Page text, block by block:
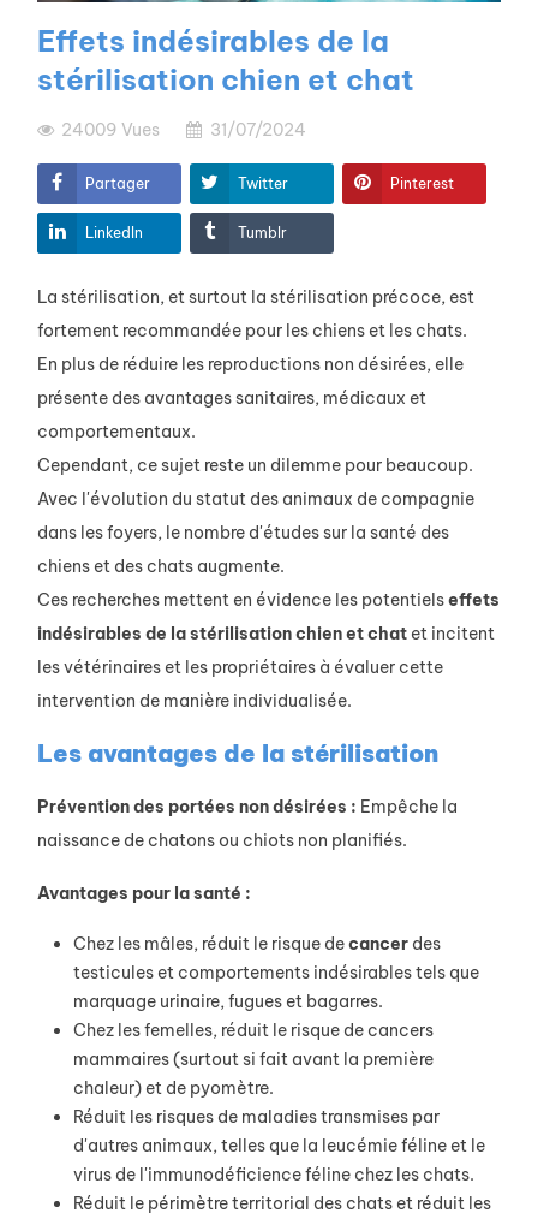
Effets indésirables de la
stérilisation chien et chat
24009 Vues 31/07/2024
Partager Twitter Pinterest
LinkedIn Tumblr
La stérilisation, et surtout la stérilisation précoce, est
fortement recommandée pour les chiens et les chats.
En plus de réduire les reproductions non désirées, elle
présente des avantages sanitaires, médicaux et
comportementaux.
Cependant, ce sujet reste un dilemme pour beaucoup.
Avec l'évolution du statut des animaux de compagnie
dans les foyers, le nombre d'études sur la santé des
chiens et des chats augmente.
Ces recherches mettent en évidence les potentielseffets
indésirables de la stérilisation chien et chat et incitent
les vétérinaires et les propriétaires à évaluer cette
intervention de manière individualisée.
Les avantages de la stérilisation
Prévention des portées non désirées : Empêche la
naissance de chatons ou chiots non planifiés.
Avantages pour la santé :
Chez les mâles, réduit le risque decancer des
testicules et comportements indésirables tels que
marquage urinaire, fugues et bagarres.
Chez les femelles, réduit le risque de cancers
mammaires (surtout si fait avant la première
chaleur) et de pyomètre.
Réduit les risques de maladies transmises par
d'autres animaux, telles que la leucémie féline et le
virus de l'immunodéficience féline chez les chats.
Réduit le périmètre territorial des chats et réduit les